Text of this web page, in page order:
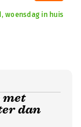
woensdag in huis
met
dan